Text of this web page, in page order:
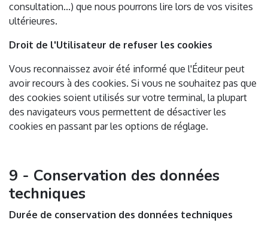
consultation...) que nous pourrons lire lors de vos visites
ultérieures.
Droit de l'Utilisateur de refuser les cookies
Vous reconnaissez avoir été informé que l'Éditeur peut
avoir recours à des cookies. Si vous ne souhaitez pas que
des cookies soient utilisés sur votre terminal, la plupart
des navigateurs vous permettent de désactiver les
cookies en passant par les options de réglage.
9 - Conservation des données
techniques
Durée de conservation des données techniques